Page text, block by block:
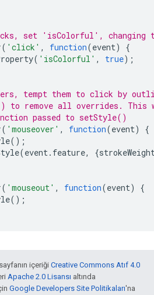
set 'isColorful',
( 'click' , function(event)
{
( 'isColorful' , true);
tempt them to click by
to remove all overrides. This
passed to setStyle()
( 'mouseover' , function(event)
{
();
(event. feature, {
( 'mouseout' , function(event)
{
();
içeriği Creative Commons Atıf 4.0
Apache 2.0 Lisansı altında
Google Developers Site Politikaları'na